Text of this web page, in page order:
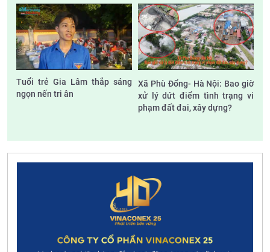
Tuổi trẻ Gia Lâm thắp sáng
ngọn nến tri ân
Xã Phù Đổng- Hà Nội: Bao giờ
xử lý dứt điểm tình trạng vi
phạm đất đai, xây dựng?